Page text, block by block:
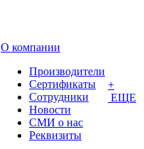
О компании
Производители
Сертификаты
Сотрудники
Новости
СМИ о нас
Реквизиты
+
ЕЩЕ